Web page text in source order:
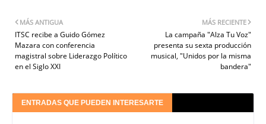
MÁS RECIENTE
La campaña "Alza Tu Voz"
presenta su sexta producción
musical, "Unidos por la misma
bandera"
MÁS ANTIGUA
ITSC recibe a Guido Gómez
Mazara con conferencia
magistral sobre Liderazgo Político
en el Siglo XXI
ENTRADAS QUE PUEDEN INTERESARTE